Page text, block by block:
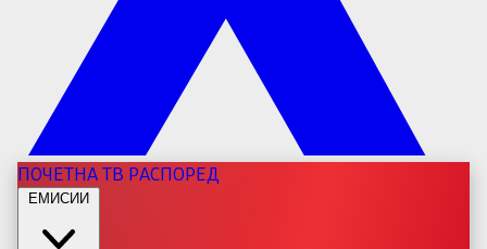
ПОЧЕТНАТВ РАСПОРЕД
ЕМИСИИ